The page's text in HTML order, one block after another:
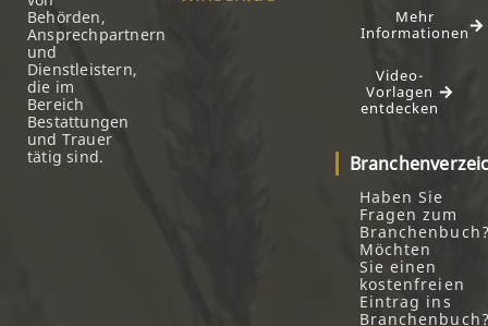
Behörden,
Ansprechpartnern
und
Dienstleistern,
die im
Bereich
Bestattungen
und Trauer
tätig sind.
Mehr
Informationen
Video-
Vorlagen
entdecken
Haben Sie
Fragen zum
Möchten
Sie einen
kostenfreien
Eintrag ins